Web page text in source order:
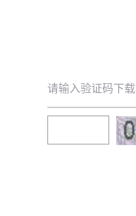
请输入验证码下